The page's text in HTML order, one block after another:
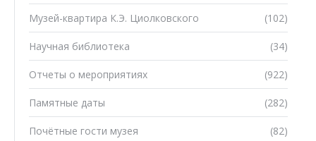
(102)
Музей-квартира К.Э. Циолковского
(34)
Научная библиотека
(922)
Отчеты о мероприятиях
(282)
Памятные даты
(82)
Почётные гости музея